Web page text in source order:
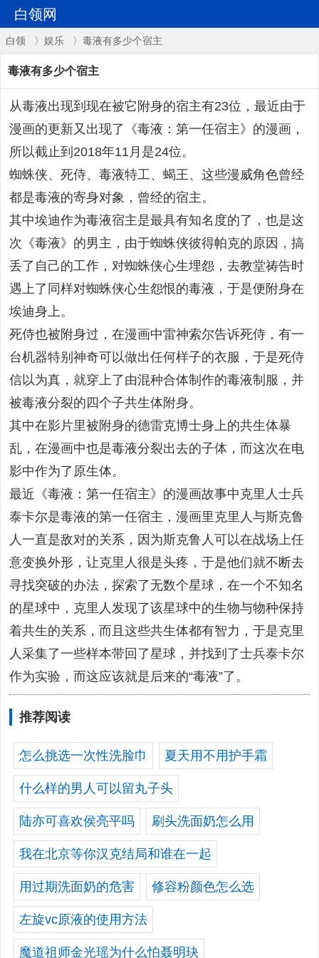
白领网
白领 〉 娱乐 〉毒液有多少个宿主
毒液有多少个宿主
从毒液出现到现在被它附身的宿主有23位，最近由于
漫画的更新又出现了《毒液：第一任宿主》的漫画，
所以截止到2018年11月是24位。
蜘蛛侠、死侍、毒液特工、蝎王、这些漫威角色曾经
都是毒液的寄身对象，曾经的宿主。
其中埃迪作为毒液宿主是最具有知名度的了，也是这
次《毒液》的男主，由于蜘蛛侠彼得帕克的原因，搞
丢了自己的工作，对蜘蛛侠心生埋怨，去教堂祷告时
遇上了同样对蜘蛛侠心生怨恨的毒液，于是便附身在
埃迪身上。
死侍也被附身过，在漫画中雷神索尔告诉死侍，有一
台机器特别神奇可以做出任何样子的衣服，于是死侍
信以为真，就穿上了由混种合体制作的毒液制服，并
被毒液分裂的四个子共生体附身。
其中在影片里被附身的德雷克博士身上的共生体暴
乱，在漫画中也是毒液分裂出去的子体，而这次在电
影中作为了原生体。
最近《毒液：第一任宿主》的漫画故事中克里人士兵
泰卡尔是毒液的第一任宿主，漫画里克里人与斯克鲁
人一直是敌对的关系，因为斯克鲁人可以在战场上任
意变换外形，让克里人很是头疼，于是他们就不断去
寻找突破的办法，探索了无数个星球，在一个不知名
的星球中，克里人发现了该星球中的生物与物种保持
着共生的关系，而且这些共生体都有智力，于是克里
人采集了一些样本带回了星球，并找到了士兵泰卡尔
作为实验，而这应该就是后来的“毒液”了。
推荐阅读
怎么挑选一次性洗脸巾 夏天用不用护手霜
什么样的男人可以留丸子头
陆亦可喜欢侯亮平吗 刷头洗面奶怎么用
我在北京等你汉克结局和谁在一起
用过期洗面奶的危害 修容粉颜色怎么选
左旋vc原液的使用方法
魔道祖师金光瑶为什么怕聂明玦